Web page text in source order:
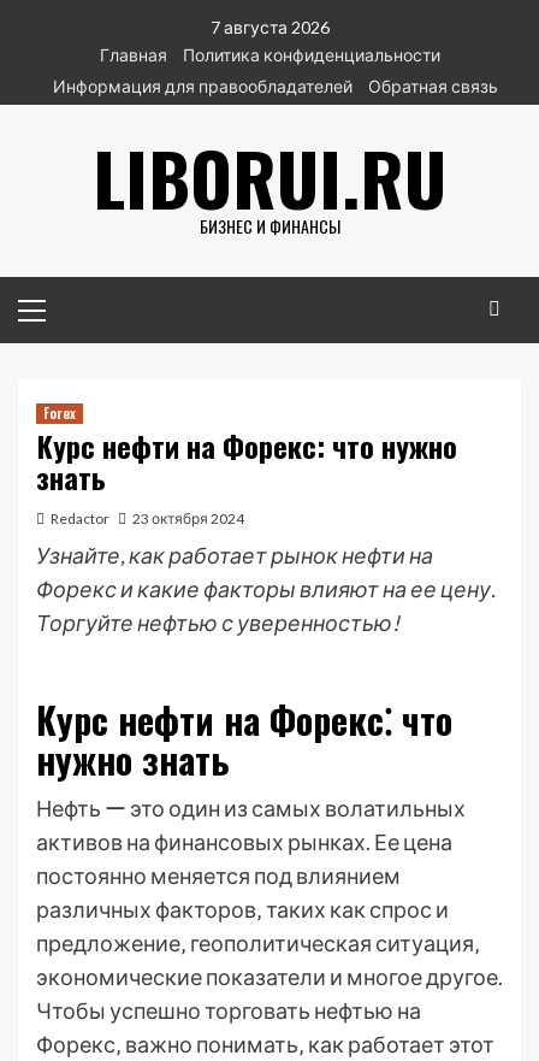
содержимому
7 августа 2026
Главная
Политика конфиденциальности
Информация для правообладателей
Обратная связь
LIBORUI.RU
БИЗНЕС И ФИНАНСЫ
меню
Forex
Курс нефти на Форекс: что нужно
знать
Redactor 23 октября 2024
Узнайте, как работает рынок нефти на
Форекс и какие факторы влияют на ее цену.
Торгуйте нефтью с уверенностью!
Курс нефти на Форекс⁚ что
нужно знать
Нефть ー это один из самых волатильных
активов на финансовых рынках. Ее цена
постоянно меняется под влиянием
различных факторов‚ таких как спрос и
предложение‚ геополитическая ситуация‚
экономические показатели и многое другое.
Чтобы успешно торговать нефтью на
Форекс‚ важно понимать‚ как работает этот